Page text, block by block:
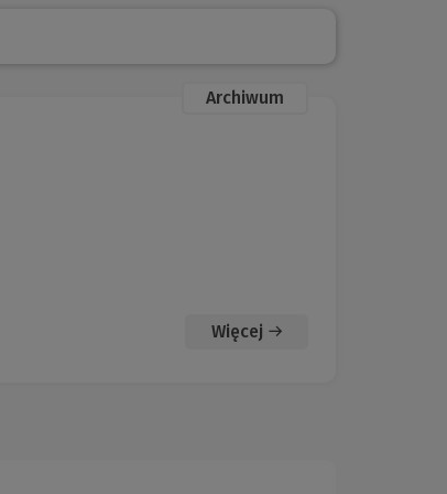
Archiwum
Więcej